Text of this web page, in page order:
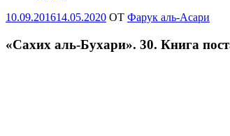
Опубликовано
10.09.201614.05.2020 OT Фарук аль-Асари
«Сахих аль-Бухари». 30. Книга